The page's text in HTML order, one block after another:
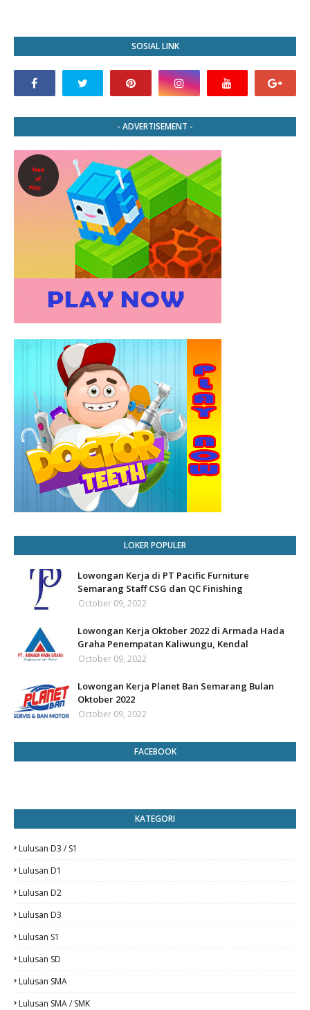
SOSIAL LINK
- ADVERTISEMENT -
LOKER POPULER
Lowongan Kerja di PT Pacific Furniture
Semarang Staff CSG dan QC Finishing
October 09, 2022
Lowongan Kerja Oktober 2022 di Armada Hada
Graha Penempatan Kaliwungu, Kendal
October 09, 2022
Lowongan Kerja Planet Ban Semarang Bulan
Oktober 2022
October 09, 2022
FACEBOOK
KATEGORI
Lulusan D3 / S1
Lulusan D1
Lulusan D2
Lulusan D3
Lulusan S1
Lulusan SD
Lulusan SMA
Lulusan SMA / SMK